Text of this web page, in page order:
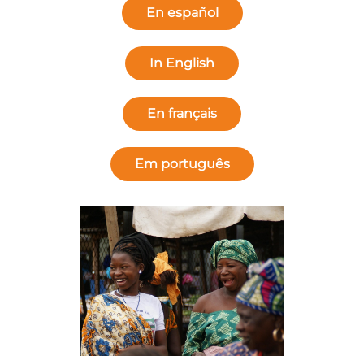
En español
In English
En français
Em português